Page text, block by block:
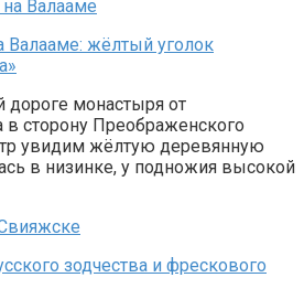
Валааме: жёлтый уголок
дороге монастыря от
в сторону Преображенского
увидим жёлтую деревянную
в низинке, у подножия высокой
зодчества и фрескового